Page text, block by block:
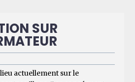
SUR
actuellement sur le